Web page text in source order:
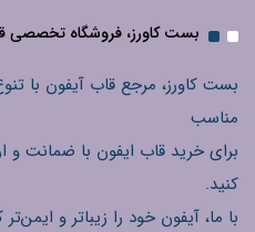
بست کاورز، فروشگاه تخصصی
بست کاورز، مرجع قاب آیفون با
مناسب
برای خرید قاب ایفون با ضمانت و
کنید.
با ما، آیفون خود را زیباتر و ایمن‌تر